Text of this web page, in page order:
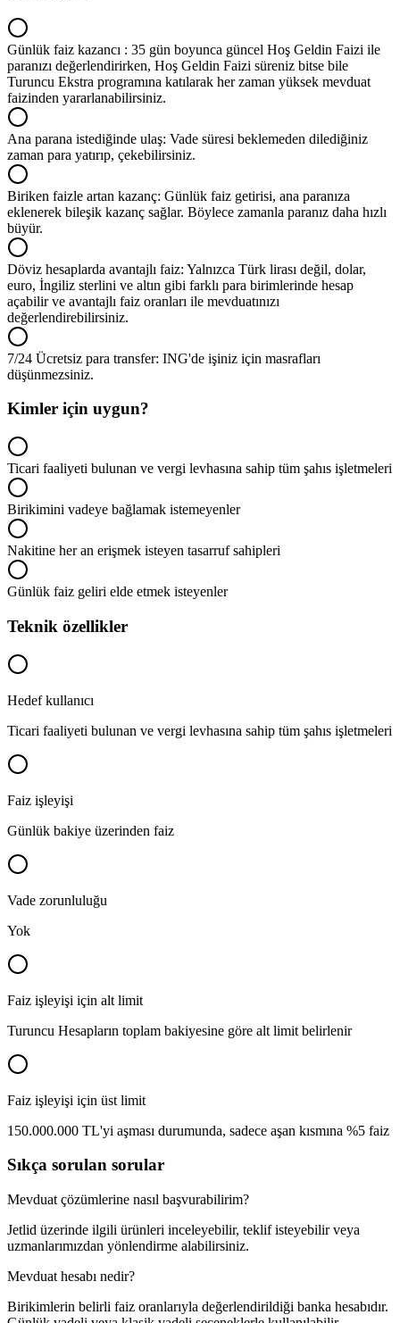
Günlük faiz kazancı : 35 gün boyunca güncel Hoş Geldin Faizi ile
paranızı değerlendirirken, Hoş Geldin Faizi süreniz bitse bile
Turuncu Ekstra programına katılarak her zaman yüksek mevduat
faizinden yararlanabilirsiniz.
Ana parana istediğinde ulaş: Vade süresi beklemeden dilediğiniz
zaman para yatırıp, çekebilirsiniz.
Biriken faizle artan kazanç: Günlük faiz getirisi, ana paranıza
eklenerek bileşik kazanç sağlar. Böylece zamanla paranız daha hızlı
büyür.
Döviz hesaplarda avantajlı faiz: Yalnızca Türk lirası değil, dolar,
euro, İngiliz sterlini ve altın gibi farklı para birimlerinde hesap
açabilir ve avantajlı faiz oranları ile mevduatınızı
değerlendirebilirsiniz.
7/24 Ücretsiz para transfer: ING'de işiniz için masrafları
düşünmezsiniz.
Kimler için uygun?
Ticari faaliyeti bulunan ve vergi levhasına sahip tüm şahıs işletmeleri
Birikimini vadeye bağlamak istemeyenler
Nakitine her an erişmek isteyen tasarruf sahipleri
Günlük faiz geliri elde etmek isteyenler
Teknik özellikler
Hedef kullanıcı
Ticari faaliyeti bulunan ve vergi levhasına sahip tüm şahıs işletmeleri
Faiz işleyişi
Günlük bakiye üzerinden faiz
Vade zorunluluğu
Yok
Faiz işleyişi için alt limit
Turuncu Hesapların toplam bakiyesine göre alt limit belirlenir
Faiz işleyişi için üst limit
150.000.000 TL'yi aşması durumunda, sadece aşan kısmına %5 faiz
Sıkça sorulan sorular
Mevduat çözümlerine nasıl başvurabilirim?
Jetlid üzerinde ilgili ürünleri inceleyebilir, teklif isteyebilir veya
uzmanlarımızdan yönlendirme alabilirsiniz.
Mevduat hesabı nedir?
Birikimlerin belirli faiz oranlarıyla değerlendirildiği banka hesabıdır.